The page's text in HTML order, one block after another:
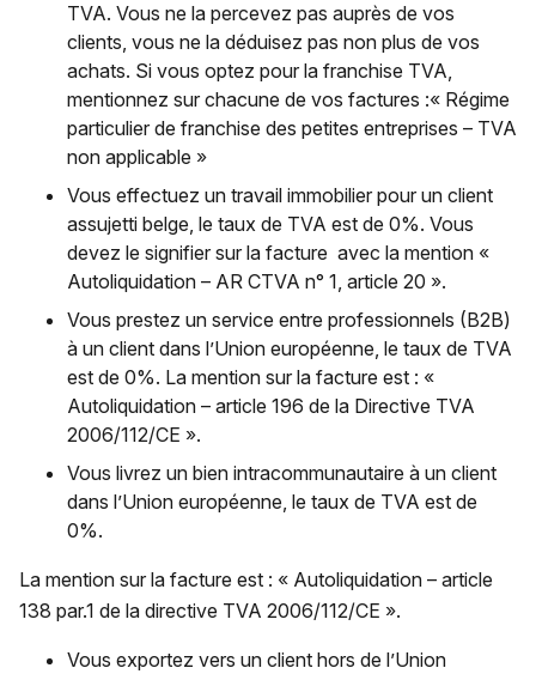
TVA. Vous ne la percevez pas auprès de vos
clients, vous ne la déduisez pas non plus de vos
achats. Si vous optez pour la franchise TVA,
mentionnez sur chacune de vos factures :« Régime
particulier de franchise des petites entreprises – TVA
non applicable »
Vous effectuez un travail immobilier pour un client
assujetti belge, le taux de TVA est de 0%. Vous
devez le signifier sur la facture avec la mention «
Autoliquidation – AR CTVA n° 1, article 20 ».
Vous prestez un service entre professionnels (B2B)
à un client dans l’Union européenne, le taux de TVA
est de 0%. La mention sur la facture est : «
Autoliquidation – article 196 de la Directive TVA
2006/112/CE ».
Vous livrez un bien intracommunautaire à un client
dans l’Union européenne, le taux de TVA est de
0%.
La mention sur la facture est : « Autoliquidation – article
138 par.1 de la directive TVA 2006/112/CE ».
Vous exportez vers un client hors de l’Union